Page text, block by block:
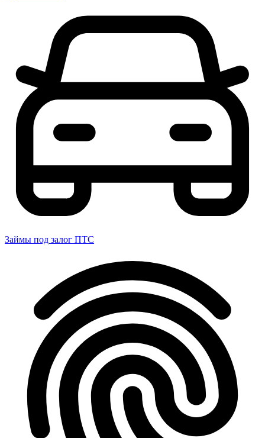
Займы под залог ПТС